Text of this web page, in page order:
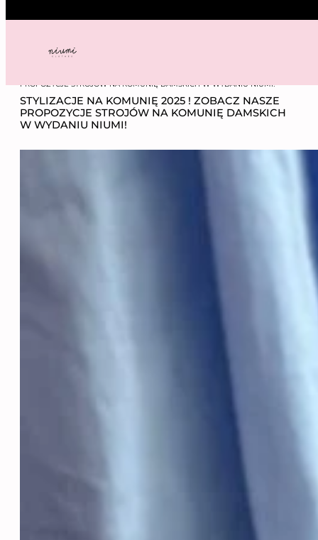
PROPOZYCJE STROJÓW NA KOMUNIĘ DAMSKICH W WYDANIU NIUMI!
STYLIZACJE NA KOMUNIĘ 2025 ! ZOBACZ NASZE
PROPOZYCJE STROJÓW NA KOMUNIĘ DAMSKICH
W WYDANIU NIUMI!